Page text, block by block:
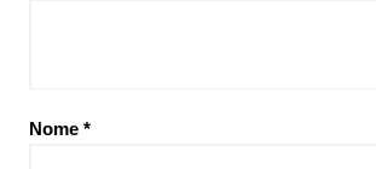
Nome *